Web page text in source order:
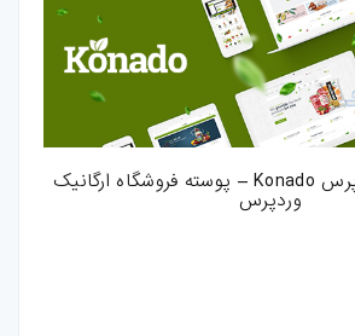
دانلود پوسته وردپرس Konado – پوسته فروشگاه ارگانیک
وردپرس